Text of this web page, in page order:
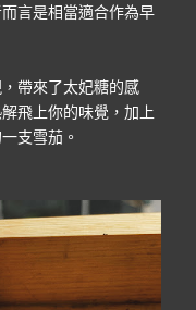
言是相當適合作為早
帶來了太妃糖的感
飛上你的味覺，加上
支雪茄。